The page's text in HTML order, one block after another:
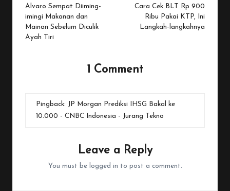
navigation
Alvaro Sempat Diiming-
imingi Makanan dan
Mainan Sebelum Diculik
Ayah Tiri
Cara Cek BLT Rp 900
Ribu Pakai KTP, Ini
Langkah-langkahnya
1 Comment
Pingback: JP Morgan Prediksi IHSG Bakal ke
10.000 - CNBC Indonesia - Jurang Tekno
Leave a Reply
You must be logged in to post a comment.